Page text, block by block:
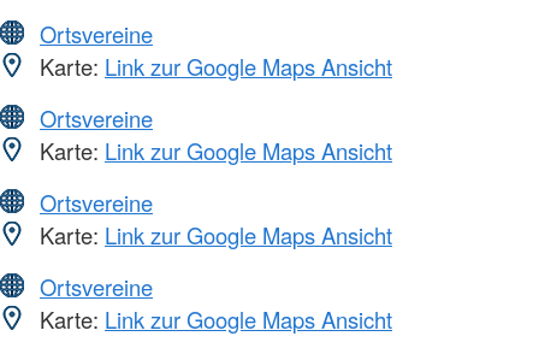
Ortsvereine
Karte: Link zur Google Maps Ansicht
Ortsvereine
Karte: Link zur Google Maps Ansicht
Ortsvereine
Karte: Link zur Google Maps Ansicht
Ortsvereine
Karte: Link zur Google Maps Ansicht